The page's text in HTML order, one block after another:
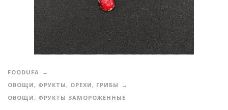
FOODUFA
ОВОЩИ, ФРУКТЫ, ОРЕХИ, ГРИБЫ
ОВОЩИ, ФРУКТЫ ЗАМОРОЖЕННЫЕ